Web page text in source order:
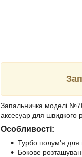
Запальничка моделі
аксесуар для швидкого
Особливості:
Турбо полум'я для
Бокове